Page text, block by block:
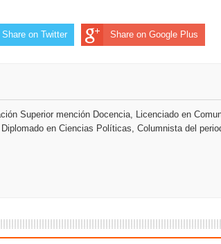
certificación ISO 37001 y se convierte
transforma la emisión de pólizas con
otorga financiamientos superiores a
Share on Twitter Share on Google Plus
Superior mención Docencia, Licenciado en
en Ciencias Políticas, Columnista del